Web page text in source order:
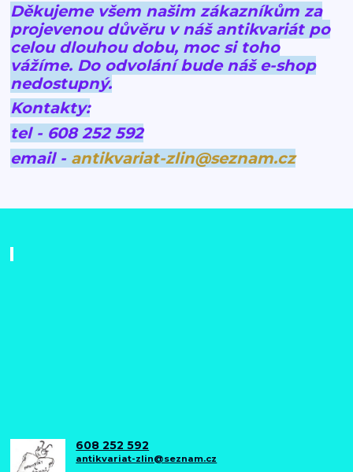
Děkujeme všem našim zákazníkům za
projevenou důvěru v náš antikvariát po
celou dlouhou dobu, moc si toho
vážíme. Do odvolání bude náš e-shop
nedostupný.
Kontakty:
tel - 608 252 592
email - antikvariat-zlin@seznam.cz
608 252 592
antikvariat-zlin@seznam.cz